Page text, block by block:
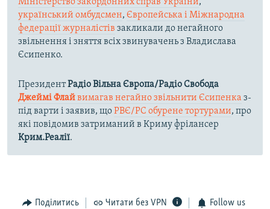
Міністерство закордонних справ України,
український омбудсмен, Європейська і Міжнародна
федерації журналістів закликали до негайного
звільнення і зняття всіх звинувачень з Владислава
Єсипенко.
ПрезидентРадіо Вільна Європа/Радіо Свобода
Джеймі Флайвимагав негайно звільнити Єсипенка з-
під варти і заявив, щоРВЄ/РС обурене тортурами, про
які повідомив затриманий в Криму фрілансер
Крим.Реалії.
Поділитись Читати без VPN Follow us